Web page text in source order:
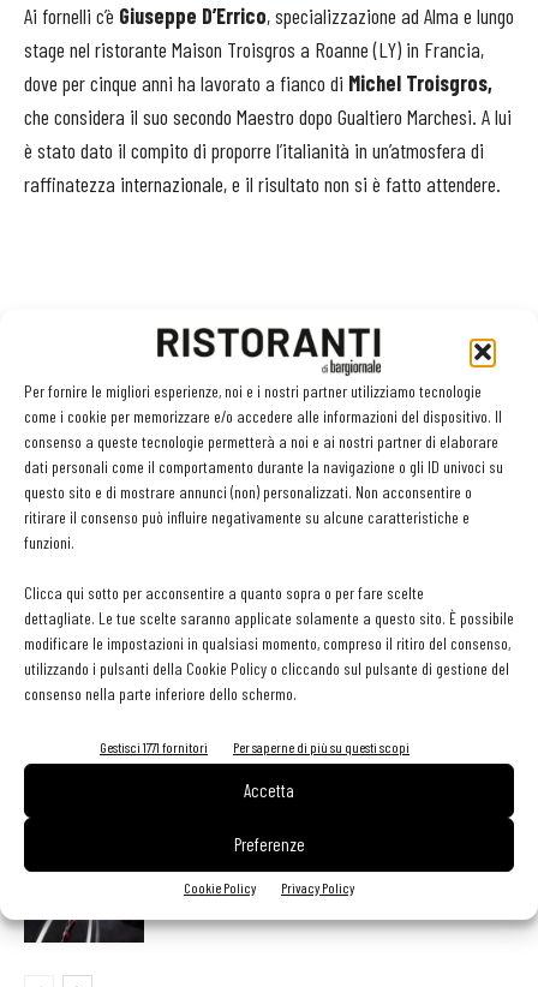
Per fornire le migliori esperienze, noi e i nostri partner utilizziamo tecnologie
come i cookie per memorizzare e/o accedere alle informazioni del dispositivo. Il
consenso a queste tecnologie permetterà a noi e ai nostri partner di elaborare
dati personali come il comportamento durante la navigazione o gli ID univoci su
questo sito e di mostrare annunci (non) personalizzati. Non acconsentire o
ritirare il consenso può influire negativamente su alcune caratteristiche e
funzioni.
Clicca qui sotto per acconsentire a quanto sopra o per fare scelte
dettagliate. Le tue scelte saranno applicate solamente a questo sito. È possibile
modificare le impostazioni in qualsiasi momento, compreso il ritiro del consenso,
utilizzando i pulsanti della Cookie Policy o cliccando sul pulsante di gestione del
consenso nella parte inferiore dello schermo.
Gestisci 1771 fornitori Per saperne di più su questi scopi
Accetta
Preferenze
Cookie Policy Privacy Policy
Ai fornelli c’è Giuseppe D’Errico, specializzazione ad Alma e lungo
stage nel ristorante Maison Troisgros a Roanne (LY) in Francia,
dove per cinque anni ha lavorato a fianco di Michel Troisgros,
che considera il suo secondo Maestro dopo Gualtiero Marchesi. A lui
è stato dato il compito di proporre l’italianità in un’atmosfera di
raffinatezza internazionale, e il risultato non si è fatto attendere.
Facebook Twitter
LEGGI ANCHE
Ampliare l’attività del ristorante al catering? Sì, ma la
scelta giusta è puntare sul premium
Aperti per ferie. Buoni indirizzi da Nord a Sud per
godersi le vacanze (o da scorprire se si è in
Export del vino in frenata: dazi Usa e domanda
debole pesano sulle denominazioni europee